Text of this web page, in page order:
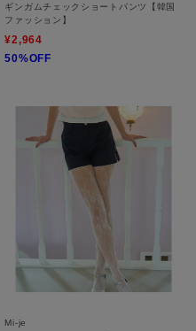
ギンガムチェックショートパンツ【韓国
ファッション】
¥2,964
50%OFF
Mi-je